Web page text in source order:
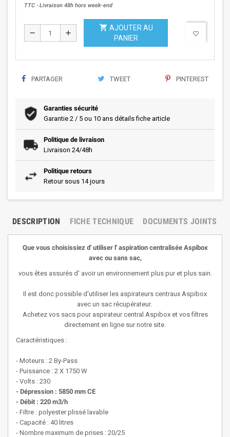
TTC Livraison 48h hors week-end
remove add
shopping_cart AJOUTER AU
PANIER
favorite_border
PARTAGER TWEET PINTEREST
Garanties sécurité
Garantie 2 / 5 ou 10 ans détails fiche article
Politique de livraison
Livraison 24/48h
Politique retours
Retour sous 14 jours
DESCRIPTION FICHE TECHNIQUE DOCUMENTS JOINTS
Que vous choisissiez d' utiliser l' aspiration centralisée Aspibox
avec ou sans sac,
vous êtes assurés d' avoir un environnement plus pur et plus sain.
Il est donc possible d'utiliser les aspirateurs centraux Aspibox
avec un sac récupérateur.
Achetez vos sacs pour aspirateur central Aspibox et vos filtres
directement en ligne sur notre site.
Caractéristiques :
- Moteurs : 2 By-Pass
- Puissance : 2 X 1750 W
- Volts : 230
- Dépression : 5850 mm CE
- Débit : 220 m3/h
- Filtre : polyester plissé lavable
- Capacité : 40 litres
- Nombre maximum de prises : 20/25